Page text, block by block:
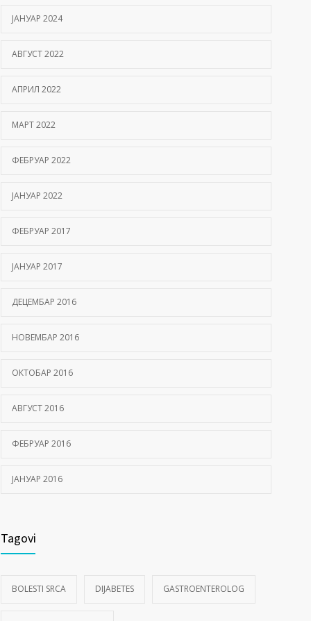
ЈАНУАР 2024
АВГУСТ 2022
АПРИЛ 2022
МАРТ 2022
ФЕБРУАР 2022
ЈАНУАР 2022
ФЕБРУАР 2017
ЈАНУАР 2017
ДЕЦЕМБАР 2016
НОВЕМБАР 2016
ОКТОБАР 2016
АВГУСТ 2016
ФЕБРУАР 2016
ЈАНУАР 2016
Tagovi
BOLESTI SRCA DIJABETES GASTROENTEROLOG